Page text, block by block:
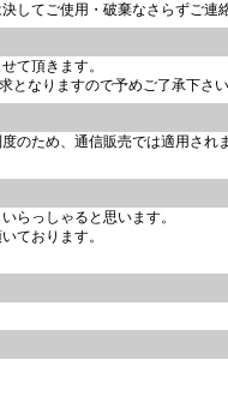
してご使用・破棄なさらずご連
て頂きます。
となりますので予めご了承下さい
のため、通信販売では適用され
らっしゃると思います。
ております。